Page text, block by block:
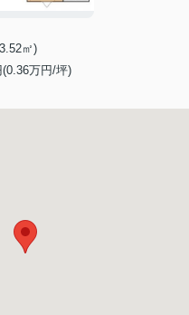
㎡)
(0.36万円/坪)